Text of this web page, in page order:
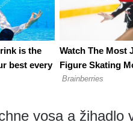
vosa a